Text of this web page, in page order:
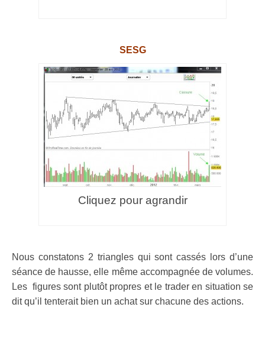
SESG
Cliquez pour agrandir
Nous constatons 2 triangles qui sont cassés lors d’une
séance de hausse, elle même accompagnée de volumes.
Les figures sont plutôt propres et le trader en situation se
dit qu’il tenterait bien un achat sur chacune des actions.